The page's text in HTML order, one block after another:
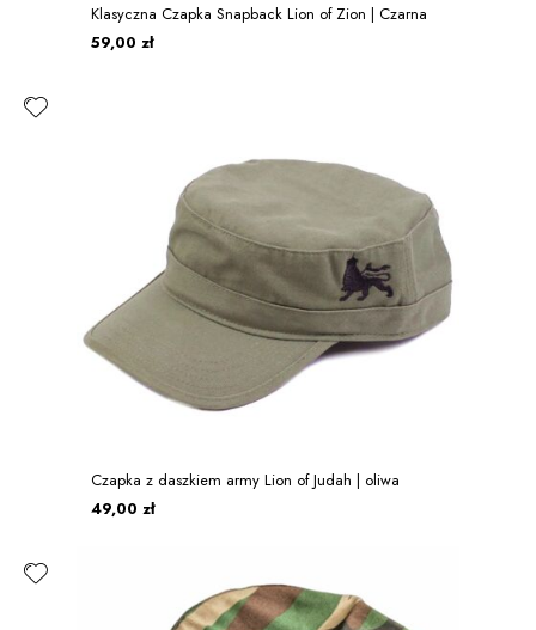
Klasyczna Czapka Snapback Lion of Zion | Czarna
59,00 zł
Czapka z daszkiem army Lion of Judah | oliwa
49,00 zł